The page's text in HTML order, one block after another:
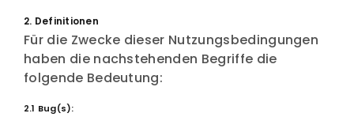
2. Definitionen
Für die Zwecke dieser Nutzungsbedingungen
haben die nachstehenden Begriffe die
folgende Bedeutung:
2.1 Bug(s):